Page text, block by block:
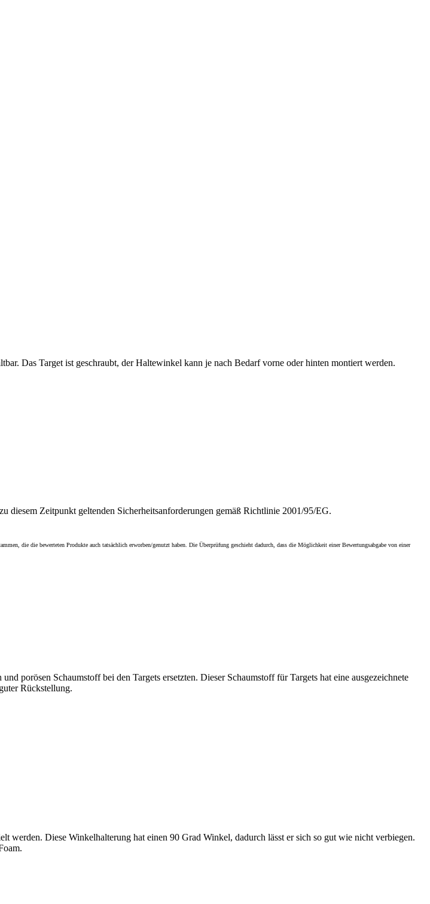
Das Target ist geschraubt, der Haltewinkel kann je nach Bedarf vorne oder hinten montiert werden.
Zeitpunkt geltenden Sicherheitsanforderungen gemäß Richtlinie 2001/95/EG.
die die bewerteten Produkte auch tatsächlich erworben/genutzt haben. Die Überprüfung geschieht dadurch, dass die Möglichkeit einer Bewertungsabgabe von einer
porösen Schaumstoff bei den Targets ersetzten. Dieser Schaumstoff für Targets hat eine ausgezeichnete
Rückstellung.
werden. Diese Winkelhalterung hat einen 90 Grad Winkel, dadurch lässt er sich so gut wie nicht verbiegen.